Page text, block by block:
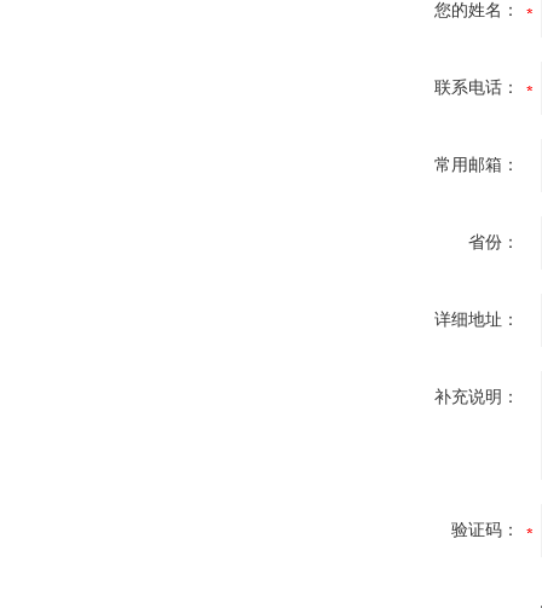
您的姓名：
联系电话：
常用邮箱：
省份：
详细地址：
补充说明：
验证码：